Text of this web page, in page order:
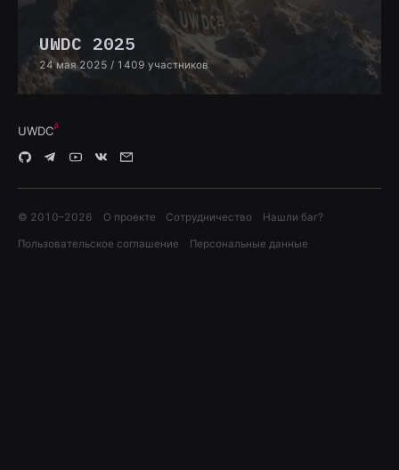
UWDC 2025
24 мая 2025 / 1409 участников
UWDC
© 2010–2026 О проекте Сотрудничество Нашли баг?
Пользовательское соглашение Персональные данные